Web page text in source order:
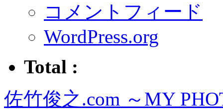
コメントフィード
WordPress.org
Total :
佐竹俊之.com ～MY